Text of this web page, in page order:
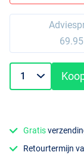
69.95
Gratis
Retourtermijn